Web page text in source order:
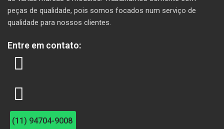
peças de qualidade, pois somos focados num serviço de
qualidade para nossos clientes.
Entre em contato:
(11) 94704-9008